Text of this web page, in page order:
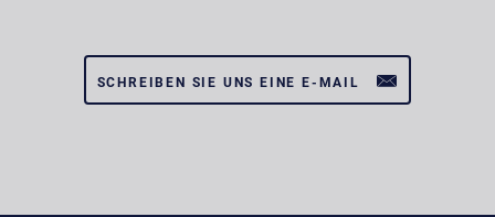
SCHREIBEN SIE UNS EINE E-MAIL